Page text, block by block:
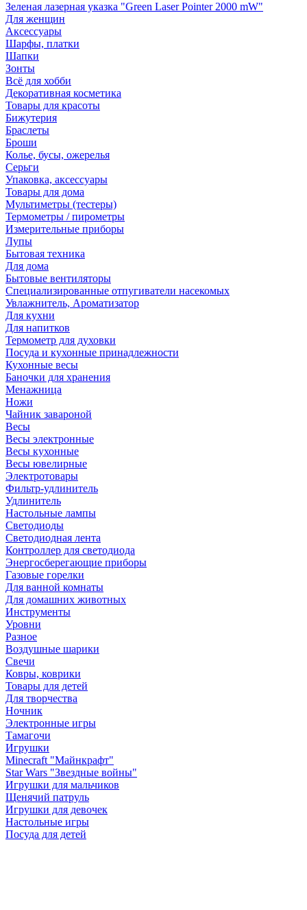
Зеленая лазерная указка "Green Laser Pointer 2000 mW"
Для женщин
Аксессуары
Шарфы, платки
Шапки
Зонты
Всё для хобби
Декоративная косметика
Товары для красоты
Бижутерия
Браслеты
Броши
Колье, бусы, ожерелья
Серьги
Упаковка, аксессуары
Товары для дома
Мультиметры (тестеры)
Термометры / пирометры
Измерительные приборы
Лупы
Бытовая техника
Для дома
Бытовые вентиляторы
Специализированные отпугиватели насекомых
Увлажнитель, Ароматизатор
Для кухни
Для напитков
Термометр для духовки
Посуда и кухонные принадлежности
Кухонные весы
Баночки для хранения
Менажница
Ножи
Чайник завароной
Весы
Весы электронные
Весы кухонные
Весы ювелирные
Электротовары
Фильтр-удлинитель
Удлинитель
Настольные лампы
Светодиоды
Светодиодная лента
Контроллер для светодиода
Энергосберегающие приборы
Газовые горелки
Для ванной комнаты
Для домашних животных
Инструменты
Уровни
Разное
Воздушные шарики
Свечи
Ковры, коврики
Товары для детей
Для творчества
Ночник
Электронные игры
Тамагочи
Игрушки
Minecraft "Майнкрафт"
Star Wars "Звездные войны"
Игрушки для мальчиков
Щенячий патруль
Игрушки для девочек
Настольные игры
Посуда для детей